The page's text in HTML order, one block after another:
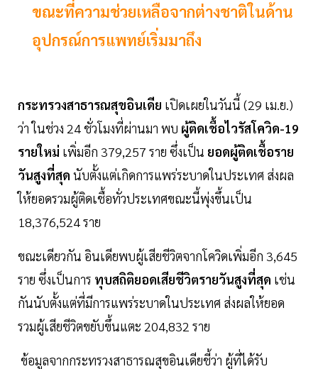
ขณะที่ความช่วยเหลือจากต่างชาติในด้าน
อุปกรณ์การแพทย์เริ่มมาถึง
กระทรวงสาธารณสุขอินเดีย เปิดเผยในวันนี้ (29 เม.ย.)
ว่า ในช่วง 24 ชั่วโมงที่ผ่านมา พบ ผู้ติดเชื้อไวรัสโควิด-19
รายใหม่ เพิ่มอีก 379,257 ราย ซึ่งเป็น ยอดผู้ติดเชื้อราย
วันสูงที่สุด นับตั้งแต่เกิดการแพร่ระบาดในประเทศ ส่งผล
ให้ยอดรวมผู้ติดเชื้อทั่วประเทศขณะนี้พุ่งขึ้นเป็น
18,376,524 ราย
ขณะเดียวกัน อินเดียพบผู้เสียชีวิตจากโควิดเพิ่มอีก 3,645
ราย ซึ่งเป็นการ ทุบสถิติยอดเสียชีวิตรายวันสูงที่สุด เช่น
กันนับตั้งแต่ที่มีการแพร่ระบาดในประเทศ ส่งผลให้ยอด
รวมผู้เสียชีวิตขยับขึ้นแตะ 204,832 ราย
ข้อมูลจากกระทรวงสาธารณสุขอินเดียชี้ว่า ผู้ที่ได้รับ